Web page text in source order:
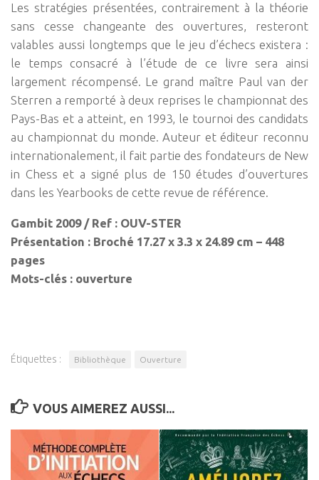
Les stratégies présentées, contrairement à la théorie
sans cesse changeante des ouvertures, resteront
valables aussi longtemps que le jeu d’échecs existera :
le temps consacré à l’étude de ce livre sera ainsi
largement récompensé. Le grand maître Paul van der
Sterren a remporté à deux reprises le championnat des
Pays-Bas et a atteint, en 1993, le tournoi des candidats
au championnat du monde. Auteur et éditeur reconnu
internationalement, il fait partie des fondateurs de New
in Chess et a signé plus de 150 études d’ouvertures
dans les Yearbooks de cette revue de référence.
Gambit 2009 / Ref : OUV-STER
Présentation : Broché 17.27 x 3.3 x 24.89 cm – 448
pages
Mots-clés : ouverture
Étiquettes : Bibliothèque Ouverture
VOUS AIMEREZ AUSSI...